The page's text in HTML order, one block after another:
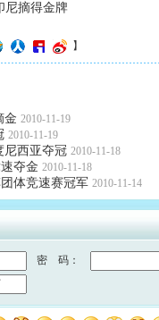
摘得金牌
】
金 2010-11-19
2010-11-19
尼西亚夺冠 2010-11-18
夺金 2010-11-18
体竞速赛冠军 2010-11-14
密 码：